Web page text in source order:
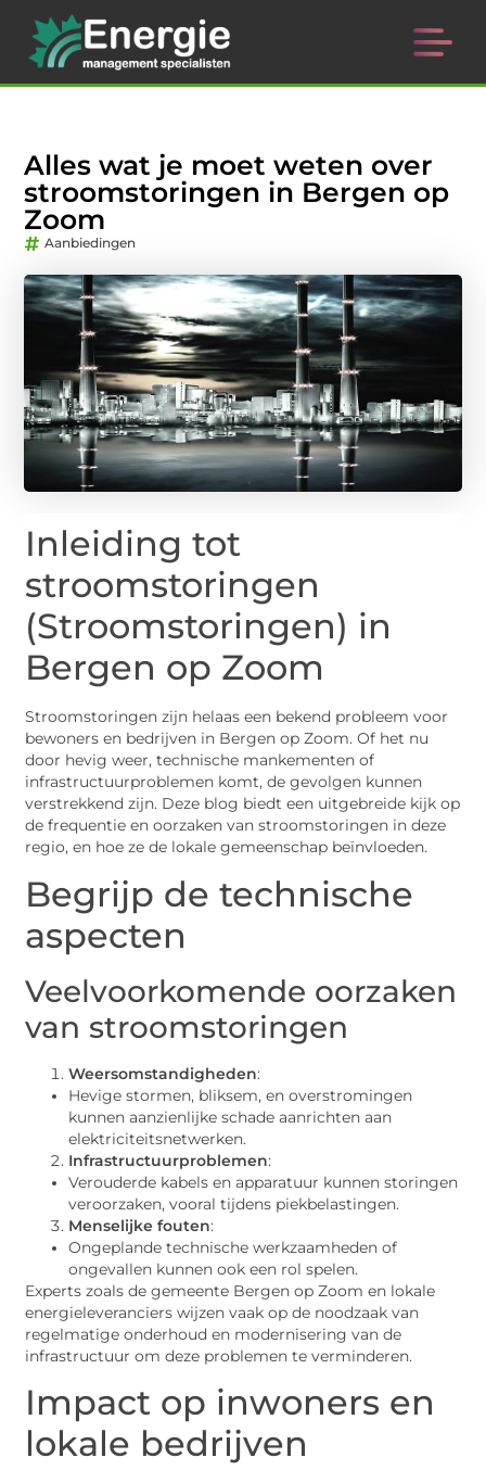
Alles wat je moet weten over
stroomstoringen in Bergen op
Zoom
Aanbiedingen
Inleiding tot
stroomstoringen
(Stroomstoringen) in
Bergen op Zoom
Stroomstoringen zijn helaas een bekend probleem voor
bewoners en bedrijven in Bergen op Zoom. Of het nu
door hevig weer, technische mankementen of
infrastructuurproblemen komt, de gevolgen kunnen
verstrekkend zijn. Deze blog biedt een uitgebreide kijk op
de frequentie en oorzaken van stroomstoringen in deze
regio, en hoe ze de lokale gemeenschap beïnvloeden.
Begrijp de technische
aspecten
Veelvoorkomende oorzaken
van stroomstoringen
Weersomstandigheden:
Hevige stormen, bliksem, en overstromingen
kunnen aanzienlijke schade aanrichten aan
elektriciteitsnetwerken.
Infrastructuurproblemen:
Verouderde kabels en apparatuur kunnen storingen
veroorzaken, vooral tijdens piekbelastingen.
Menselijke fouten:
Ongeplande technische werkzaamheden of
ongevallen kunnen ook een rol spelen.
Experts zoals de gemeente Bergen op Zoom en lokale
energieleveranciers wijzen vaak op de noodzaak van
regelmatige onderhoud en modernisering van de
infrastructuur om deze problemen te verminderen.
Impact op inwoners en
lokale bedrijven